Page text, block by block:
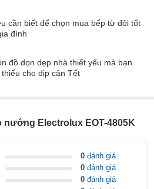
hơn trong 1 lần sử dụng thật đơn
sẽ đáp ứng đủ cho gia đình có
cần biết để chọn mua bếp từ đôi tốt
đình
đồ dọn dẹp nhà thiết yếu mà bạn
cho dịp cận Tết
nướng Electrolux EOT-4805K
0 đánh giá
0 đánh giá
0 đánh giá